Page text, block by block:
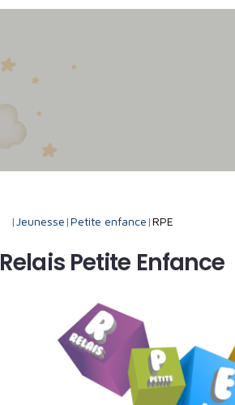
|Jeunesse |Petite enfance |RPE
Relais Petite Enfance